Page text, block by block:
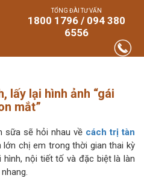
TỔNG ĐÀI TƯ VẤN
1800 1796 / 094 380
6556
lấy lại hình ảnh “gái
mắt”
sữa sẽ hỏi nhau về cách trị tàn
lớn chị em trong thời gian thai kỳ
nội tiết tố và đặc biệt là làn